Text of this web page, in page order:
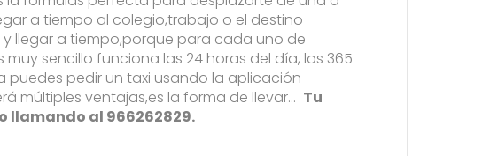
a tiempo al colegio,trabajo o el destino
llegar a tiempo,porque para cada uno de
muy sencillo funciona las 24 horas del día, los 365
puedes pedir un taxi usando la aplicación
múltiples ventajas,es la forma de llevar… Tu
llamando al 966262829.